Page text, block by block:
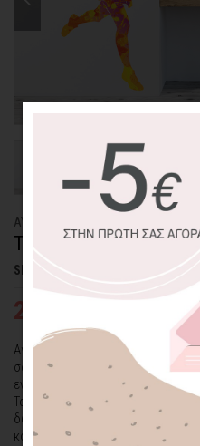
ΑΥΤΟΚΟΛΛΗΤΟ ΤΟΙΧΟΥ
ΤΕΝΙΣΤΡΙΑ
SKU: WLSTC-194-ADH
23,48€
Αγαπάτε το τέννις; Ένα
σας σπορ, όπως αυτή η
εντυπωσιακό διακοσμητικό
Τα αυτοκόλλητα τοίχου του τέννις
δωμάτιο, το γραφείο ή μια
κατάστημα τέννις ή ένα αθλητικό